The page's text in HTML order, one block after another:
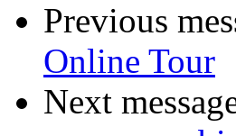
Previous
Online Tour
Next